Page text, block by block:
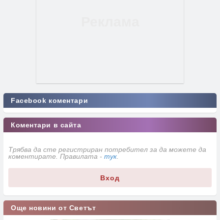
Facebook коментари
Коментари в сайта
Трябва да сте регистриран потребител за да можете да
коментирате. Правилата - тук
Вход
Още новини от Светът